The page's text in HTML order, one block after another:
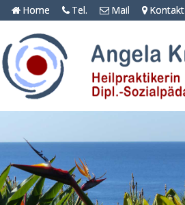
Home Tel. Mail Kontakt